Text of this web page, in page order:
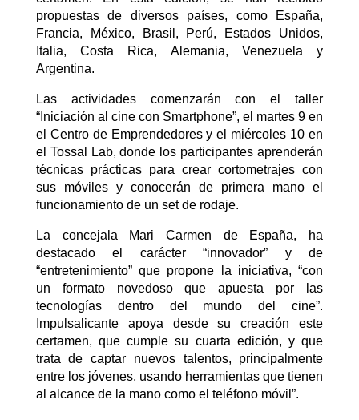
propuestas de diversos países, como España,
Francia, México, Brasil, Perú, Estados Unidos,
Italia, Costa Rica, Alemania, Venezuela y
Argentina.
Las actividades comenzarán con el taller
“Iniciación al cine con Smartphone”, el martes 9 en
el Centro de Emprendedores y el miércoles 10 en
el Tossal Lab, donde los participantes aprenderán
técnicas prácticas para crear cortometrajes con
sus móviles y conocerán de primera mano el
funcionamiento de un set de rodaje.
La concejala Mari Carmen de España, ha
destacado el carácter “innovador” y de
“entretenimiento” que propone la iniciativa, “con
un formato novedoso que apuesta por las
tecnologías dentro del mundo del cine”.
Impulsalicante apoya desde su creación este
certamen, que cumple su cuarta edición, y que
trata de captar nuevos talentos, principalmente
entre los jóvenes, usando herramientas que tienen
al alcance de la mano como el teléfono móvil”.